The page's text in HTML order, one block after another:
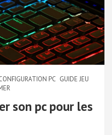
PC GUIDE JEU
son pc pour les